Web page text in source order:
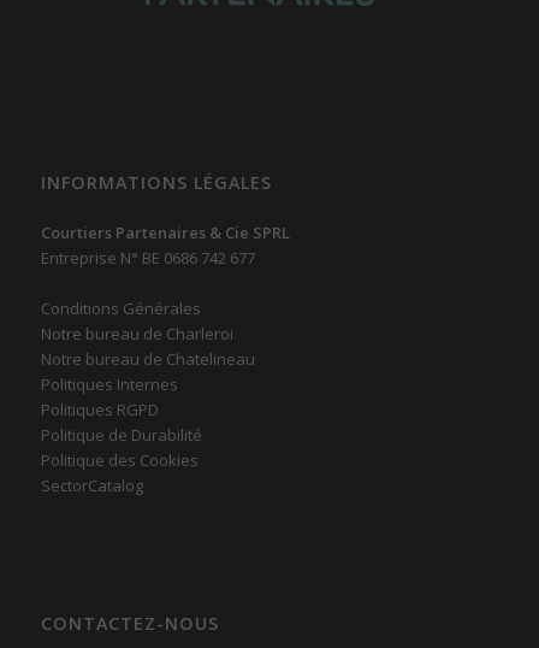
INFORMATIONS LÉGALES
Courtiers Partenaires & Cie SPRL
Entreprise N° BE 0686 742 677
Conditions Générales
Notre bureau de Charleroi
Notre bureau de Chatelineau
Politiques Internes
Politiques RGPD
Politique de Durabilité
Politique des Cookies
SectorCatalog
CONTACTEZ-NOUS